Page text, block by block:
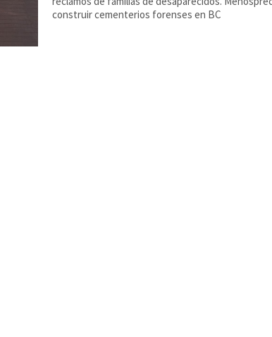
construir cementerios forenses en BC